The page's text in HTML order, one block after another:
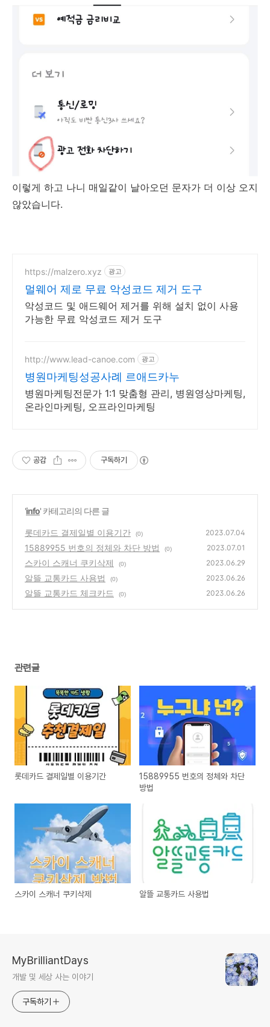
이렇게 하고 나니 매일같이 날아오던 문자가 더 이상 오지
않았습니다.
https://malzero.xyz 광고
멀웨어 제로 무료 악성코드 제거 도구
악성코드 및 애드웨어 제거를 위해 설치 없이 사용
가능한 무료 악성코드 제거 도구
http://www.lead-canoe.com 광고
병원마케팅성공사례 르애드카누
병원마케팅전문가 1:1 맞춤형 관리, 병원영상마케팅,
온라인마케팅, 오프라인마케팅
공감 구독하기
'info' 카테고리의 다른 글
롯데카드 결제일별 이용기간 (0) 2023.07.04
15889955 번호의 정체와 차단 방법 (0) 2023.07.01
스카이 스캐너 쿠키삭제 (0) 2023.06.29
알뜰 교통카드 사용법 (0) 2023.06.26
알뜰 교통카드 체크카드 (0) 2023.06.26
관련글
롯데카드 결제일별 이용기간
15889955 번호의 정체와 차단
방법
스카이 스캐너 쿠키삭제 알뜰 교통카드 사용법
MyBrilliantDays
개발 및 세상 사는 이야기
구독하기